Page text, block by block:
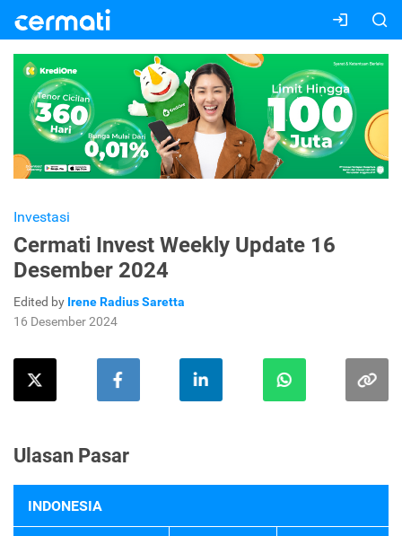
Investasi
Cermati Invest Weekly Update 16
Desember 2024
Edited by Irene Radius Saretta
16 Desember 2024
Ulasan Pasar
INDONESIA